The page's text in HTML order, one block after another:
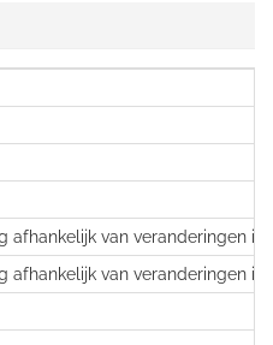
afhankelijk van veranderingen in
afhankelijk van veranderingen in